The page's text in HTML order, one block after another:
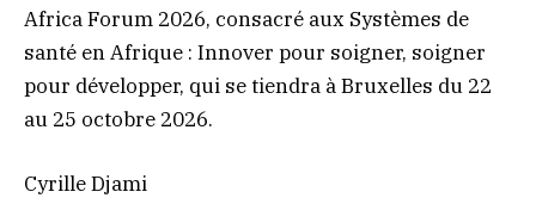
Africa Forum 2026, consacré aux Systèmes de
santé en Afrique : Innover pour soigner, soigner
pour développer, qui se tiendra à Bruxelles du 22
au 25 octobre 2026.
Cyrille Djami